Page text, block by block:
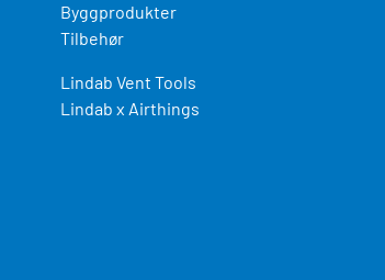
Byggprodukter
Tilbehør
Lindab Vent Tools
Lindab x Airthings